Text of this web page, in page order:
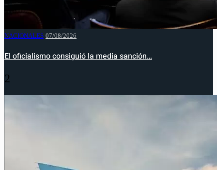
NACIONALES 07/08/2026
El oficialismo consiguió la media sanción…
2